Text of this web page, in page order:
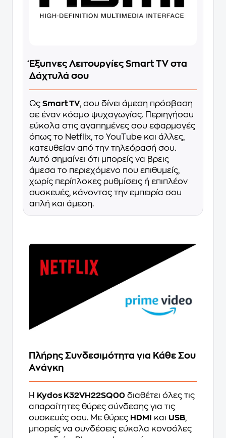
Έξυπνες Λειτουργίες Smart TV στα
Δάχτυλά σου
Ως Smart TV, σου δίνει άμεση πρόσβαση
σε έναν κόσμο ψυχαγωγίας. Περιηγήσου
εύκολα στις αγαπημένες σου εφαρμογές
όπως το Netflix, το YouTube και άλλες,
κατευθείαν από την τηλεόρασή σου.
Αυτό σημαίνει ότι μπορείς να βρεις
άμεσα το περιεχόμενο που επιθυμείς,
χωρίς περίπλοκες ρυθμίσεις ή επιπλέον
συσκευές, κάνοντας την εμπειρία σου
απλή και άμεση.
Πλήρης Συνδεσιμότητα για Κάθε Σου
Ανάγκη
Η Kydos K32VH22SQ00 διαθέτει όλες τις
απαραίτητες θύρες σύνδεσης για τις
συσκευές σου. Με θύρες HDMI και USB,
μπορείς να συνδέσεις εύκολα κονσόλες